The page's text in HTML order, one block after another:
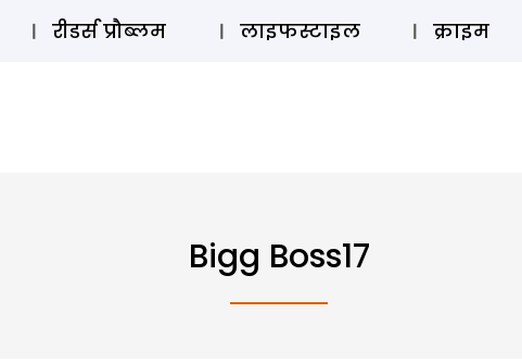
ऑडियो
रीडर्स प्रौब्लम लाइफस्टाइल क्राइम
Bigg Boss17